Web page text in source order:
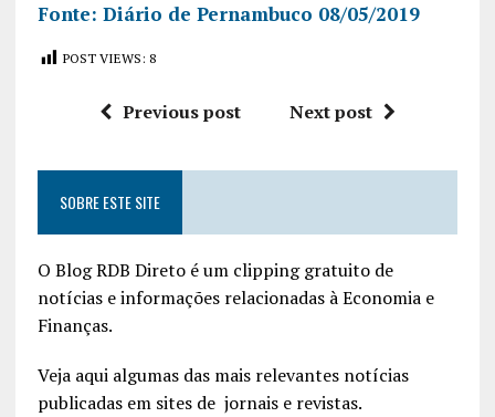
Fonte: Diário de Pernambuco 08/05/2019
POST VIEWS: 8
Previous post Next post
SOBRE ESTE SITE
O Blog RDB Direto é um clipping gratuito de
notícias e informações relacionadas à Economia e
Finanças.
Veja aqui algumas das mais relevantes notícias
publicadas em sites de jornais e revistas.